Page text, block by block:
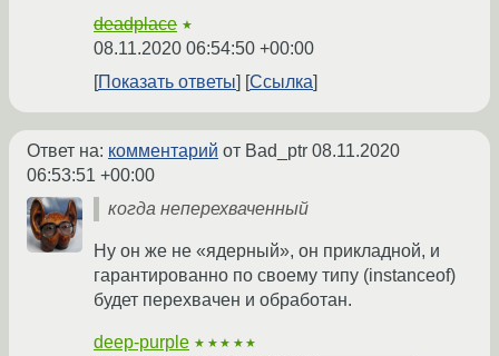
deadplace ★
08.11.2020 06:54:50 +00:00
Показать ответы
Ссылка
Ответ на: комментарий от Bad_ptr 08.11.2020
06:53:51 +00:00
когда неперехваченный
Ну он же не «ядерный», он прикладной, и
гарантированно по своему типу (instanceof)
будет перехвачен и обработан.
deep-purple ★★★★★